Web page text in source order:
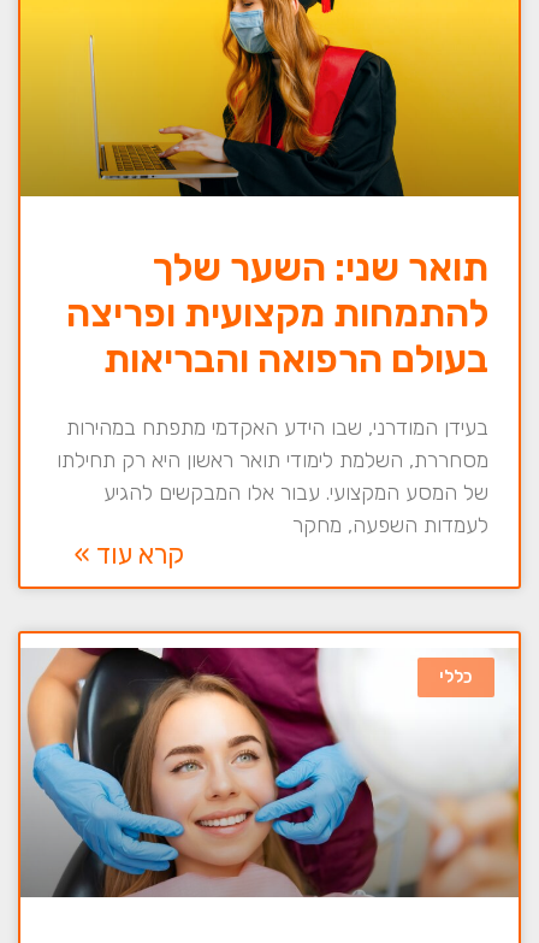
תואר שני: השער שלך
להתמחות מקצועית ופריצה
בעולם הרפואה והבריאות
בעידן המודרני, שבו הידע האקדמי מתפתח במהירות
מסחררת, השלמת לימודי תואר ראשון היא רק תחילתו
של המסע המקצועי. עבור אלו המבקשים להגיע
לעמדות השפעה, מחקר
קרא עוד »
כללי